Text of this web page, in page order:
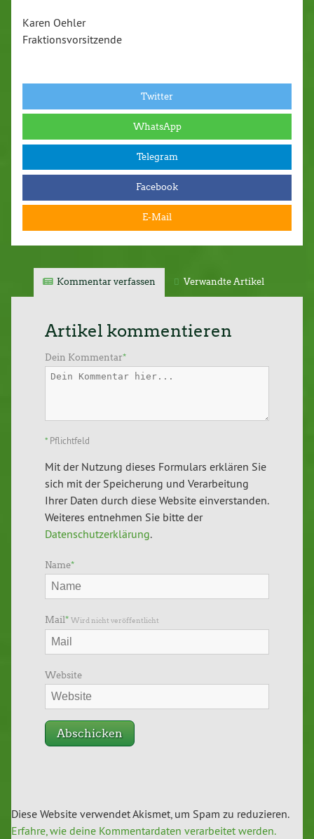
Karen Oehler
Fraktionsvorsitzende
Twitter
WhatsApp
Telegram
Facebook
E-Mail
Kommentar verfassen Verwandte Artikel
Artikel kommentieren
Dein Kommentar*
* Pflichtfeld
Mit der Nutzung dieses Formulars erklären Sie
sich mit der Speicherung und Verarbeitung
Ihrer Daten durch diese Website einverstanden.
Weiteres entnehmen Sie bitte der
Datenschutzerklärung.
Name*
Mail* Wird nicht veröffentlicht
Website
Diese Website verwendet Akismet, um Spam zu reduzieren.
Erfahre, wie deine Kommentardaten verarbeitet werden.